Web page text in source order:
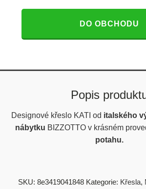
DO OBCHODU
Popis
Designové křeslo KATI od italského
nábytku BIZZOTTO v krásném
potahu.
SKU: 8e3419041848 Kategorie: Křesla,